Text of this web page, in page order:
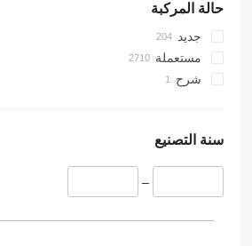
حالة المركبة
جديد
مستعملة
شرح
سنة التصنيع
–